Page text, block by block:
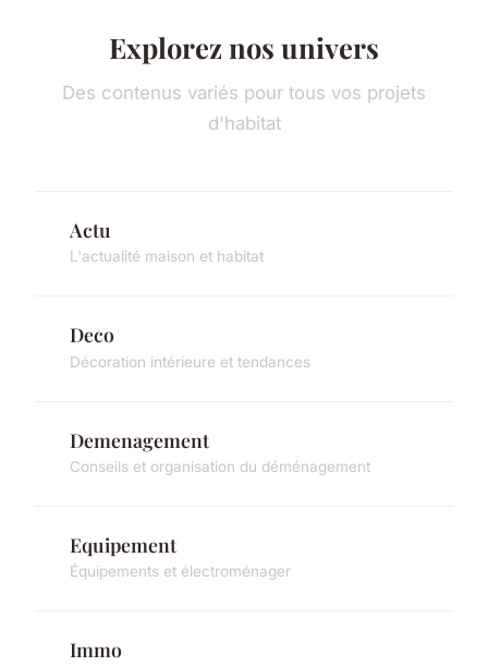
Explorez nos univers
Des contenus variés pour tous vos projets
d'habitat
Actu
L'actualité maison et habitat
Deco
Décoration intérieure et tendances
Demenagement
Conseils et organisation du déménagement
Equipement
Équipements et électroménager
Immo